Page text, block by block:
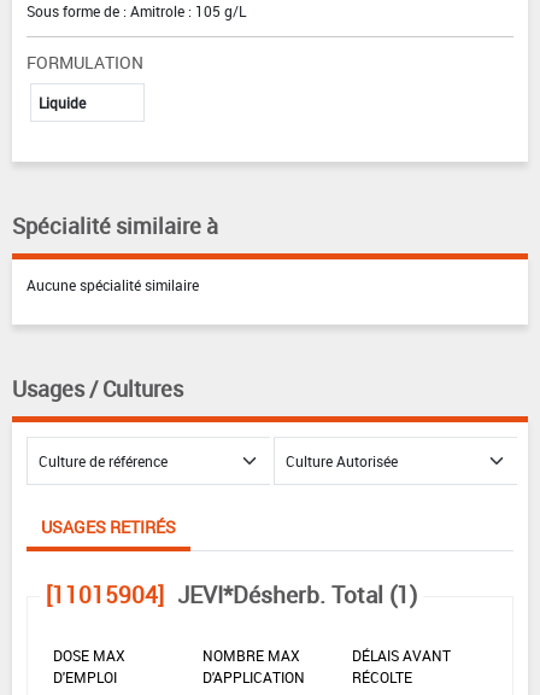
Sous forme de : Amitrole : 105 g/L
FORMULATION
Liquide
Spécialité similaire à
Aucune spécialité similaire
Usages / Cultures
USAGES RETIRÉS
[11015904] JEVI*Désherb. Total (1)
DOSE MAX
D'EMPLOI
NOMBRE MAX
D'APPLICATION
DÉLAIS AVANT
RÉCOLTE